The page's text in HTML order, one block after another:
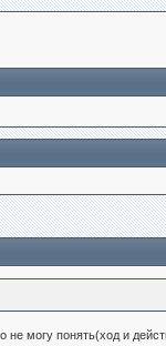
могу понять(ход и